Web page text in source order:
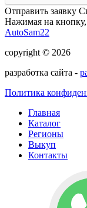
Отправить заявку
Нажимая на кнопку,
AutoSam22
copyright © 2026
разработка сайта -
Политика
Главная
Каталог
Регионы
Выкуп
Контакты